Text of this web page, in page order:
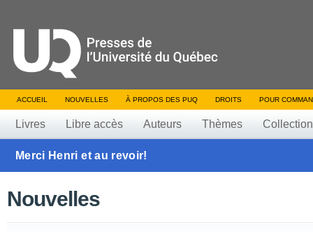
ACCUEIL NOUVELLES À PROPOS DES PUQ DROITS POUR
Livres Libre accès Auteurs Thèmes
Merci Henri et au revoir!
Nouvelles